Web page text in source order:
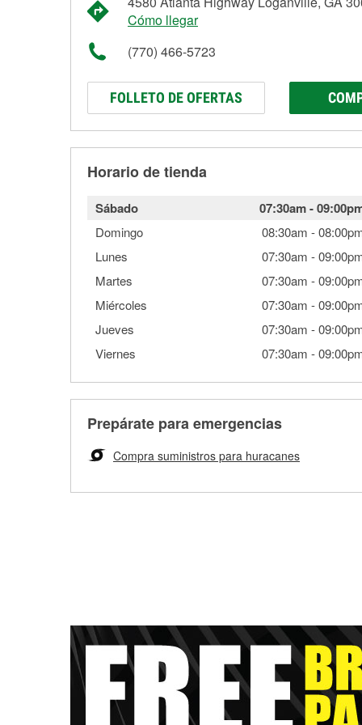
Cómo llegar
(770) 466-5723
FOLLETO DE OFERTAS
Horario de tienda
Sábado 07:30am-
Domingo 08:30am -
Lunes
07:30am -
Martes
07:30am -
Miércoles
07:30am -
Jueves
07:30am -
Viernes
07:30am -
Prepárate para emergencias
Compra suministros para huracanes